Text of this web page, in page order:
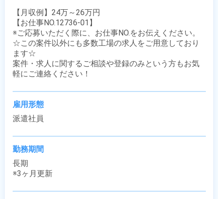
【月収例】24万～26万円
【お仕事NO.12736-01】
※ご応募いただく際に、お仕事NO.をお伝えください。
☆この案件以外にも多数工場の求人をご用意しており
ます☆
案件・求人に関するご相談や登録のみという方もお気
軽にご連絡ください！
雇用形態
派遣社員
勤務期間
長期
※3ヶ月更新